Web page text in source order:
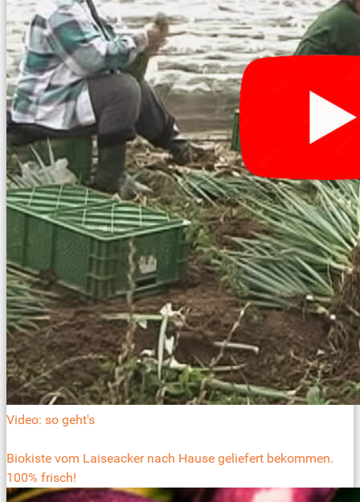
Video: so geht's
Biokiste vom Laiseacker nach Hause geliefert bekommen.
100% frisch!